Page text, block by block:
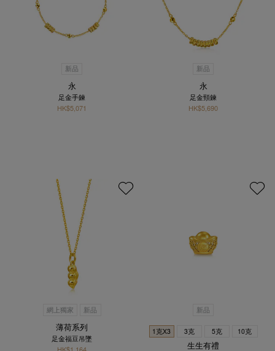
新品
永
足金手鍊
HK$5,071
新品
永
足金頸鍊
HK$5,690
網上獨家 新品
薄荷系列
足金福豆吊墜
新品
1克X3 3克 5克 10克
生生有禮